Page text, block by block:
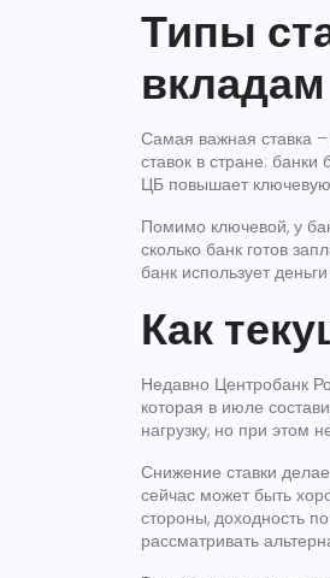
Типы
Самая важная ставка
ставок в стране: банки
ЦБ повышает ключевую
Помимо ключевой, у
сколько банк готов
банк использует
Как
Недавно Центробанк
которая в июле
нагрузку, но при этом
Снижение ставки
сейчас может быть
стороны, доходность
рассматривать